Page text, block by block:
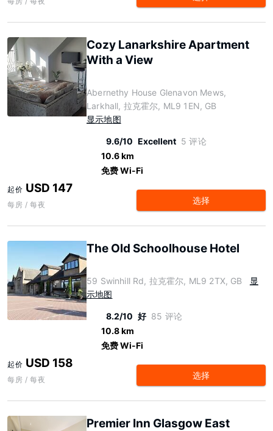
Cozy Lanarkshire Apartment
With a View
Abernethy House Glenavon Mews,
Larkhall, 拉克霍尔, ML9 1EN, GB
显示地图
9.6/10 Excellent 5 评论
10.6 km
免费 Wi-Fi
起价 USD 147
每房 / 每夜 选择
The Old Schoolhouse Hotel
59 Swinhill Rd, 拉克霍尔, ML9 2TX, GB
显
示地图
8.2/10 好 85 评论
10.8 km
免费 Wi-Fi
起价 USD 158
每房 / 每夜 选择
Premier Inn Glasgow East